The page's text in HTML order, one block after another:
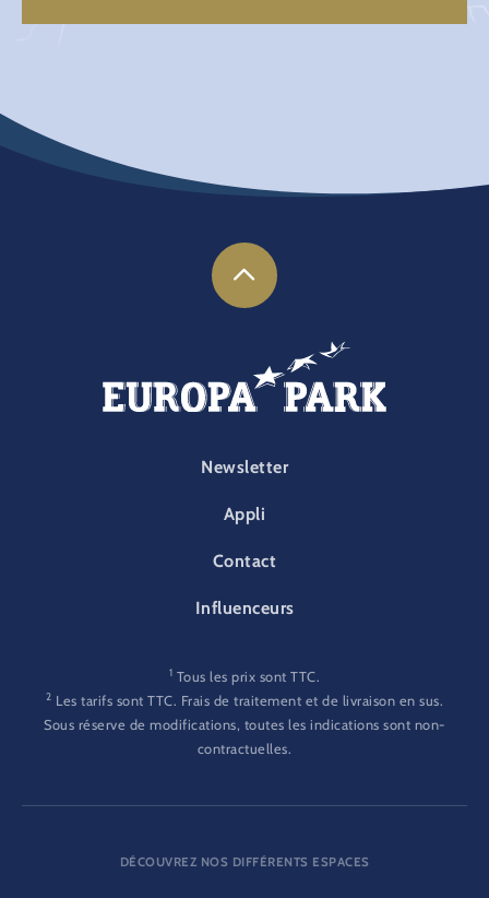
FOOTER-PARK
Newsletter
Appli
Contact
Influenceurs
1 Tous les prix sont TTC.
2 Les tarifs sont TTC. Frais de traitement et de livraison en sus.
Sous réserve de modifications, toutes les indications sont non-
contractuelles.
DÉCOUVREZ NOS DIFFÉRENTS ESPACES